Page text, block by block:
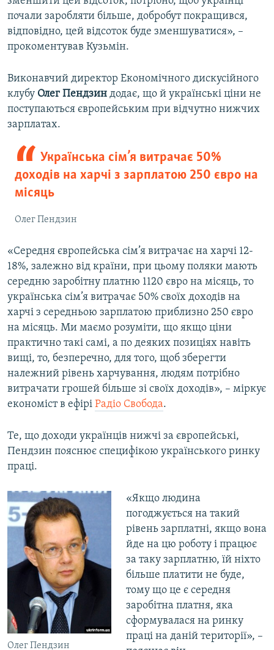
почали заробляти більше, добробут покращився,
відповідно, цей відсоток буде зменшуватися», –
прокоментував Кузьмін.
Виконавчий директор Економічного дискусійного
клубу Олег Пендзин додає, що й українські ціни не
поступаються європейським при відчутно нижчих
зарплатах.
Українська сім’я витрачає 50%
доходів на харчі з зарплатою 250 євро на
місяць
Олег Пендзин
«Середня європейська сім’я витрачає на харчі 12-
18%, залежно від країни, при цьому поляки мають
середню заробітну платню 1120 євро на місяць, то
українська сім’я витрачає 50% своїх доходів на
харчі з середньою зарплатою приблизно 250 євро
на місяць. Ми маємо розуміти, що якщо ціни
практично такі самі, а по деяких позиціях навіть
вищі, то, безперечно, для того, щоб зберегти
належний рівень харчування, людям потрібно
витрачати грошей більше зі своїх доходів», – міркує
економіст в ефірі Радіо Свобода.
Те, що доходи українців нижчі за європейські,
Пендзин пояснює специфікою українського ринку
праці.
Олег Пендзин
«Якщо людина
погоджується на такий
рівень зарплатні, якщо вона
йде на цю роботу і працює
за таку зарплатню, їй ніхто
більше платити не буде,
тому що це є середня
заробітна платня, яка
сформувалася на ринку
праці на даній території», –